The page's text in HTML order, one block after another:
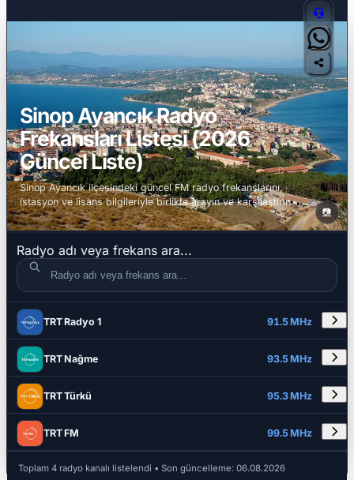
📷
Sinop Ayancık Radyo
Frekansları Listesi (2026
Güncel Liste)
Sinop Ayancık ilçesindeki güncel FM radyo frekanslarını,
istasyon ve lisans bilgileriyle birlikte arayın ve karşılaştırın.
Radyo adı veya frekans ara...
RADYO ADI DETAYLAR
TRT Radyo 1 91.5 MHz
TRT Nağme 93.5 MHz
TRT Türkü 95.3 MHz
TRT FM 99.5 MHz
Toplam 4 radyo kanalı listelendi • Son güncelleme:06.08.2026